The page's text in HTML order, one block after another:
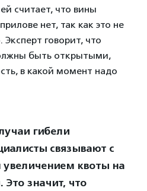
считает, что вины
нет, так как это не
говорит, что
быть открытыми,
в какой момент надо
гибели
связывают с
квоты на
значит, что